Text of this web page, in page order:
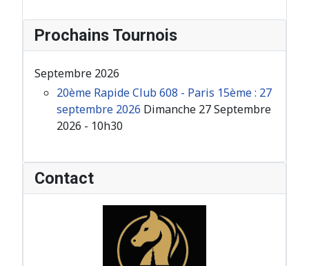
Prochains Tournois
Septembre 2026
20ème Rapide Club 608 - Paris 15ème : 27
septembre 2026 Dimanche 27 Septembre
2026 - 10h30
Contact